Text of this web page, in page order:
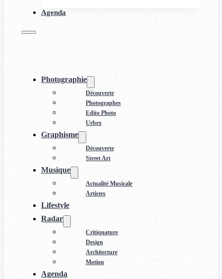
Agenda
Photographie
Découverte
Photographes
Edito Photo
Urbex
Graphisme
Découverte
Street Art
Musique
Actualité Musicale
Artistes
Lifestyle
Radar
Critiquature
Design
Architecture
Motion
Agenda